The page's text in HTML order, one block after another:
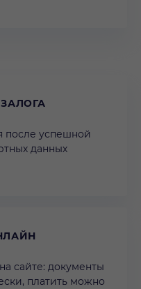
ЗАЛОГА
после успешной
данных
сайте: документы
платить можно